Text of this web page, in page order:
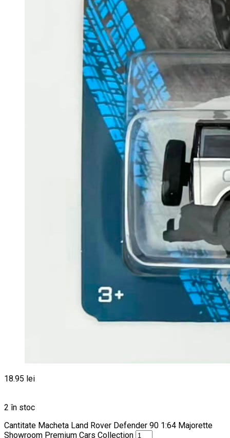
18.95 lei
2 în stoc
Cantitate Macheta Land Rover Defender 90 1:64 Majorette
Showroom Premium Cars Collection